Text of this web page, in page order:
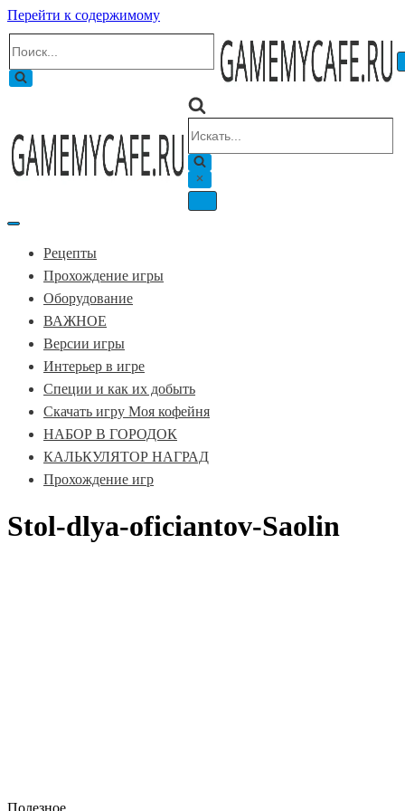
Перейти к содержимому
Меню
Меню
Рецепты
Прохождение игры
Оборудование
ВАЖНОЕ
Версии игры
Интерьер в игре
Специи и как их добыть
Скачать игру Моя кофейня
НАБОР В ГОРОДОК
КАЛЬКУЛЯТОР НАГРАД
Прохождение игр
Stol-dlya-oficiantov-Saolin
Полезное